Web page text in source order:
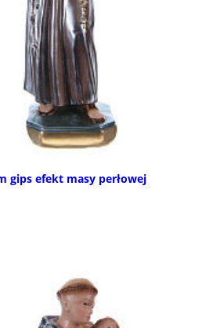
gips efekt masy perłowej